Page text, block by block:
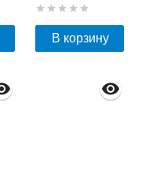
В корзину